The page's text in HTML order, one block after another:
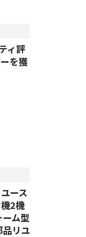
ィ評
を獲
ース
2機
ム型
リユ